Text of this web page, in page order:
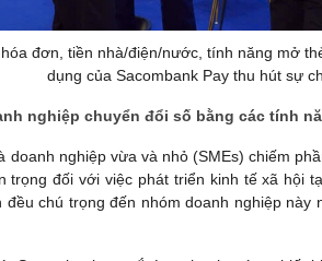
đơn, tiền nhà/điện/nước, tính năng mở
dụng của Sacombank Pay thu hút sự
nghiệp chuyển đổi số bằng các tính
doanh nghiệp vừa và nhỏ (SMEs) chiếm
trọng đối với việc phát triển kinh tế xã hội
chú trọng đến nhóm doanh nghiệp